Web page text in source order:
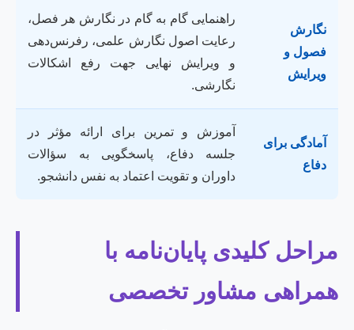
نگارش
فصول و
ویرایش
راهنمایی گام به گام در نگارش هر فصل،
رعایت اصول نگارش علمی، رفرنس‌دهی
و ویرایش نهایی جهت رفع اشکالات
نگارشی.
آمادگی برای
دفاع
آموزش و تمرین برای ارائه مؤثر در
جلسه دفاع، پاسخگویی به سؤالات
داوران و تقویت اعتماد به نفس دانشجو.
مراحل کلیدی پایان‌نامه با
همراهی مشاور تخصصی